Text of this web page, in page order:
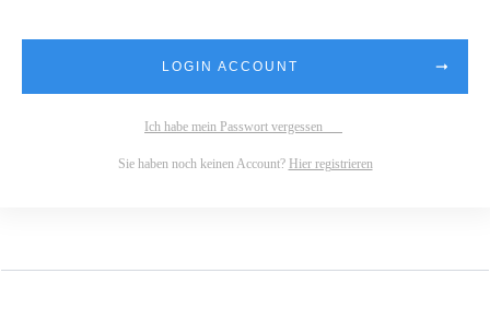
LOGIN ACCOUNT
Ich habe mein Passwort vergessen
Sie haben noch keinen Account? Hier registrieren